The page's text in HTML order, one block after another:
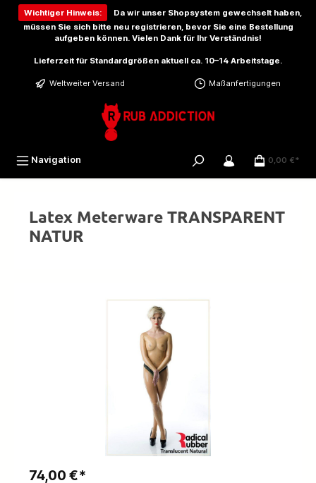
springen
Wichtiger Hinweis:
Da wir unser Shopsystem gewechselt haben,
müssen Sie sich bitte neu registrieren, bevor Sie eine Bestellung
aufgeben können. Vielen Dank für Ihr Verständnis!
Lieferzeit für Standardgrößen aktuell ca. 10–14 Arbeitstage.
Weltweiter Versand Maßanfertigungen
Navigation 0,00 €*
Latex Meterware TRANSPARENT
NATUR
74,00 €*